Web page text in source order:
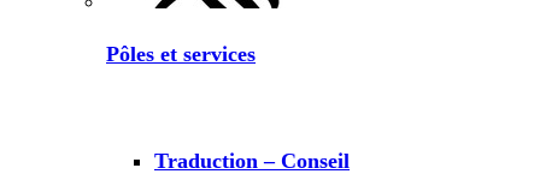
Pôles et services
Traduction – Conseil